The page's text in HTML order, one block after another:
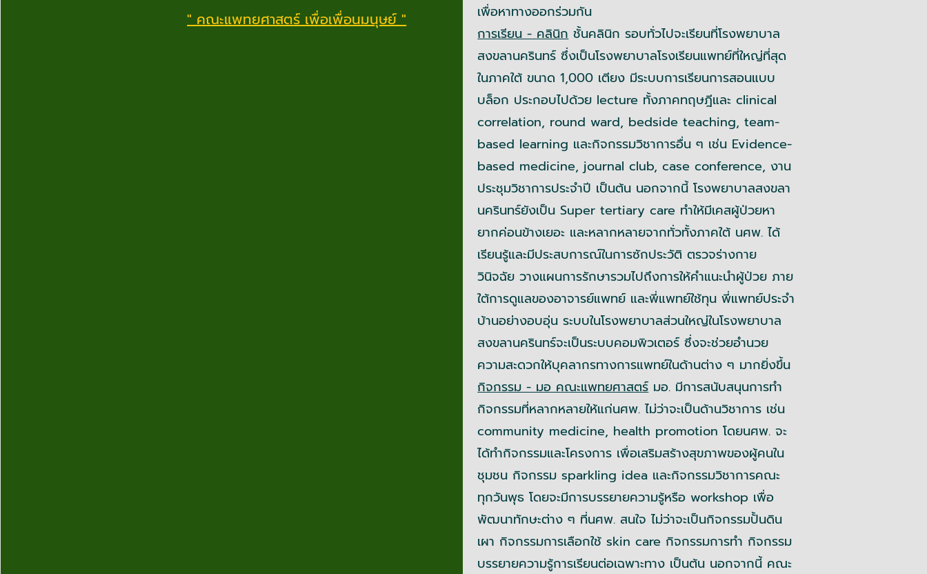
" คณะแพทยศาสตร์ เพื่อเพื่อนมนุษย์ "
เพื่อหาทางออกร่วมกัน
การเรียน - คลินิกชั้นคลินิก รอบทั่วไปจะเรียนที่โรงพยาบาล
สงขลานครินทร์ ซึ่งเป็นโรงพยาบาลโรงเรียนแพทย์ที่ใหญ่ที่สุด
ในภาคใต้ ขนาด 1,000 เตียง มีระบบการเรียนการสอนแบบ
บล็อก ประกอบไปด้วย lecture ทั้งภาคทฤษฎีและ clinical
correlation, round ward, bedside teaching, team-
based learning และกิจกรรมวิชาการอื่น ๆ เช่น Evidence-
based medicine, journal club, case conference, งาน
ประชุมวิชาการประจำปี เป็นต้น นอกจากนี้ โรงพยาบาลสงขลา
นครินทร์ยังเป็น Super tertiary care ทำให้มีเคสผู้ป่วยหา
ยากค่อนข้างเยอะ และหลากหลายจากทั่วทั้งภาคใต้ นศพ. ได้
เรียนรู้และมีประสบการณ์ในการซักประวัติ ตรวจร่างกาย
วินิจฉัย วางแผนการรักษารวมไปถึงการให้คำแนะนำผู้ป่วย ภาย
ใต้การดูแลของอาจารย์แพทย์ และพี่แพทย์ใช้ทุน พี่แพทย์ประจำ
บ้านอย่างอบอุ่น ระบบในโรงพยาบาลส่วนใหญ่ในโรงพยาบาล
สงขลานครินทร์จะเป็นระบบคอมพิวเตอร์ ซึ่งจะช่วยอำนวย
ความสะดวกให้บุคลากรทางการแพทย์ในด้านต่าง ๆ มากยิ่งขึ้น
กิจกรรม - มอ คณะแพทยศาสตร์มอ. มีการสนับสนุนการทำ
กิจกรรมที่หลากหลายให้แก่นศพ. ไม่ว่าจะเป็นด้านวิชาการ เช่น
community medicine, health promotion โดยนศพ. จะ
ได้ทำกิจกรรมและโครงการ เพื่อเสริมสร้างสุขภาพของผู้คนใน
ชุมชน กิจกรรม sparkling idea และกิจกรรมวิชาการคณะ
ทุกวันพุธ โดยจะมีการบรรยายความรู้หรือ workshop เพื่อ
พัฒนาทักษะต่าง ๆ ที่นศพ. สนใจ ไม่ว่าจะเป็นกิจกรรมปั้นดิน
เผา กิจกรรมการเลือกใช้ skin care กิจกรรมการทำ กิจกรรม
บรรยายความรู้การเรียนต่อเฉพาะทาง เป็นต้น นอกจากนี้ คณะ